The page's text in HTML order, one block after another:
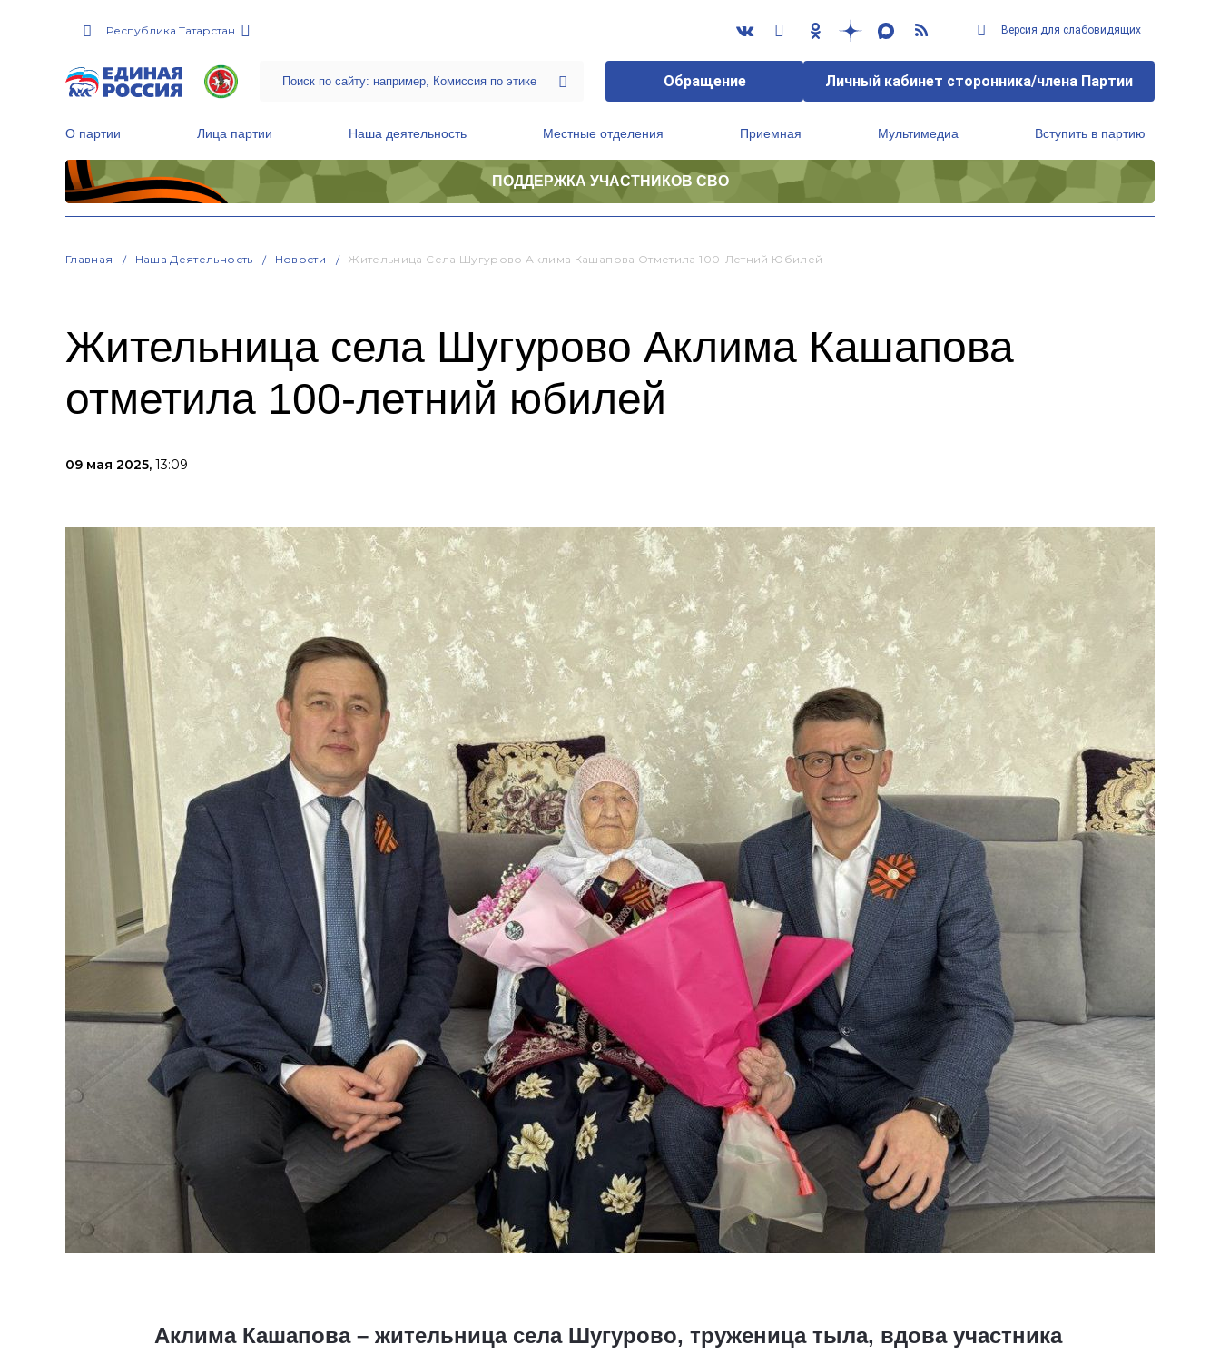
Республика Татарстан Версия для слабовидящих
Обращение Личный кабинет сторонника/члена Партии
О партии Лица партии Наша деятельность Местные отделения Приемная Мультимедиа Вступить в партию
ПОДДЕРЖКА УЧАСТНИКОВ СВО
Главная Наша Деятельность Новости Жительница Села Шугурово Аклима Кашапова Отметила 100-Летний Юбилей
Жительница села Шугурово Аклима Кашапова
отметила 100-летний юбилей
09 мая 2025, 13:09
Аклима Кашапова – жительница села Шугурово, труженица тыла, вдова участника